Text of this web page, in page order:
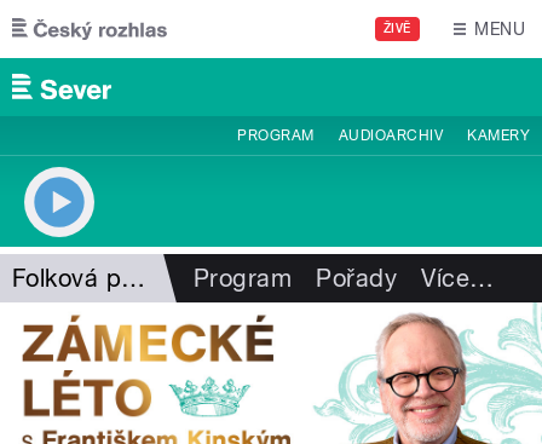
Přejít k hlavnímu obsahu
ŽIVĚ MENU
PROGRAM AUDIOARCHIV KAMERY
Folková pohlazení Program Pořady Více…